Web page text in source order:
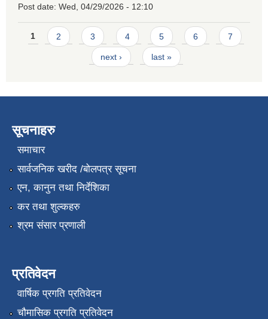
Post date: Wed, 04/29/2026 - 12:10
Pages
1 2 3 4 5 6 7
next › last »
सूचनाहरु
समाचार
सार्वजनिक खरीद /बोलपत्र सूचना
एन, कानुन तथा निर्देशिका
कर तथा शुल्कहरु
श्रम संसार प्रणाली
प्रतिवेदन
वार्षिक प्रगति प्रतिवेदन
चौमासिक प्रगति प्रतिवेदन